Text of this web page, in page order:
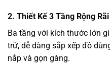
2. Thiết Kế 3 Tầng Rộng Rãi
Ba tầng với kích thước lớn
trữ, dễ dàng sắp xếp đồ
nắp và gọn gàng.